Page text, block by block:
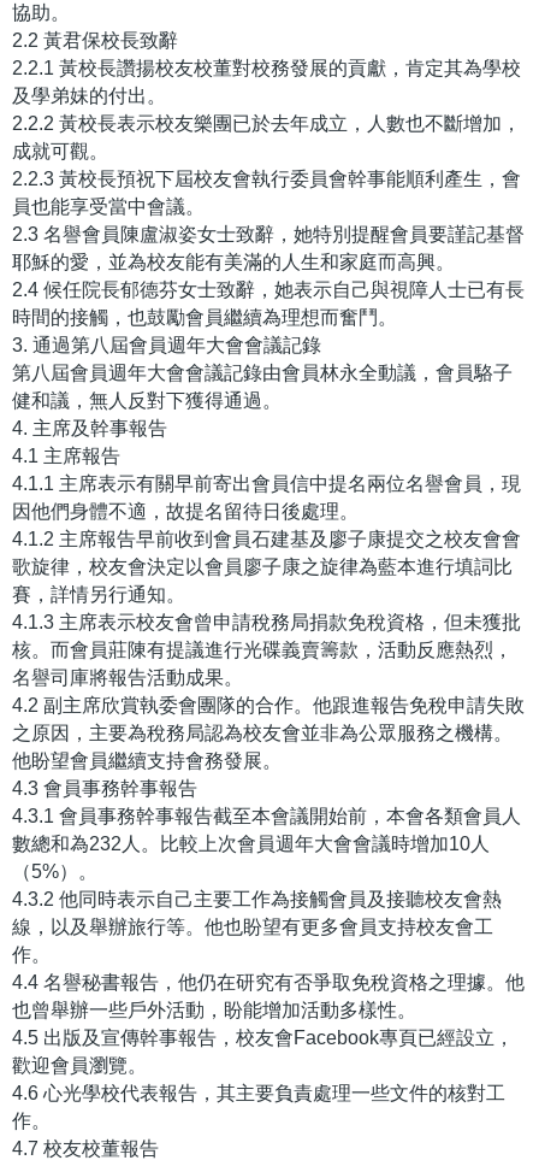
協助。
2.2 黃君保校長致辭
2.2.1 黃校長讚揚校友校董對校務發展的貢獻，肯定其為學校
及學弟妹的付出。
2.2.2 黃校長表示校友樂團已於去年成立，人數也不斷增加，
成就可觀。
2.2.3 黃校長預祝下屆校友會執行委員會幹事能順利產生，會
員也能享受當中會議。
2.3 名譽會員陳盧淑姿女士致辭，她特別提醒會員要謹記基督
耶穌的愛，並為校友能有美滿的人生和家庭而高興。
2.4 候任院長郁德芬女士致辭，她表示自己與視障人士已有長
時間的接觸，也鼓勵會員繼續為理想而奮鬥。
3. 通過第八屆會員週年大會會議記錄
第八屆會員週年大會會議記錄由會員林永全動議，會員駱子
健和議，無人反對下獲得通過。
4. 主席及幹事報告
4.1 主席報告
4.1.1 主席表示有關早前寄出會員信中提名兩位名譽會員，現
因他們身體不適，故提名留待日後處理。
4.1.2 主席報告早前收到會員石建基及廖子康提交之校友會會
歌旋律，校友會決定以會員廖子康之旋律為藍本進行填詞比
賽，詳情另行通知。
4.1.3 主席表示校友會曾申請稅務局捐款免稅資格，但未獲批
核。而會員莊陳有提議進行光碟義賣籌款，活動反應熱烈，
名譽司庫將報告活動成果。
4.2 副主席欣賞執委會團隊的合作。他跟進報告免稅申請失敗
之原因，主要為稅務局認為校友會並非為公眾服務之機構。
他盼望會員繼續支持會務發展。
4.3 會員事務幹事報告
4.3.1 會員事務幹事報告截至本會議開始前，本會各類會員人
數總和為232人。比較上次會員週年大會會議時增加10人
（5%）。
4.3.2 他同時表示自己主要工作為接觸會員及接聽校友會熱
線，以及舉辦旅行等。他也盼望有更多會員支持校友會工
作。
4.4 名譽秘書報告，他仍在研究有否爭取免稅資格之理據。他
也曾舉辦一些戶外活動，盼能增加活動多樣性。
4.5 出版及宣傳幹事報告，校友會Facebook專頁已經設立，
歡迎會員瀏覽。
4.6 心光學校代表報告，其主要負責處理一些文件的核對工
作。
4.7 校友校董報告